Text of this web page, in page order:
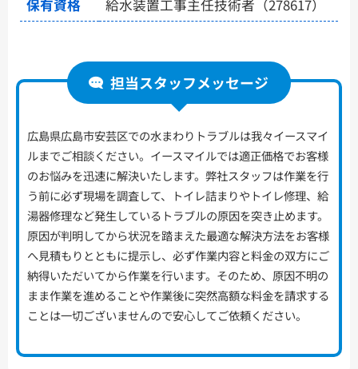
保有資格
給水装置工事主任技術者（278617）
担当スタッフメッセージ
広島県広島市安芸区での水まわりトラブルは我々イースマイ
ルまでご相談ください。イースマイルでは適正価格でお客様
のお悩みを迅速に解決いたします。弊社スタッフは作業を行
う前に必ず現場を調査して、トイレ詰まりやトイレ修理、給
湯器修理など発生しているトラブルの原因を突き止めます。
原因が判明してから状況を踏まえた最適な解決方法をお客様
へ見積もりとともに提示し、必ず作業内容と料金の双方にご
納得いただいてから作業を行います。そのため、原因不明の
まま作業を進めることや作業後に突然高額な料金を請求する
ことは一切ございませんので安心してご依頼ください。